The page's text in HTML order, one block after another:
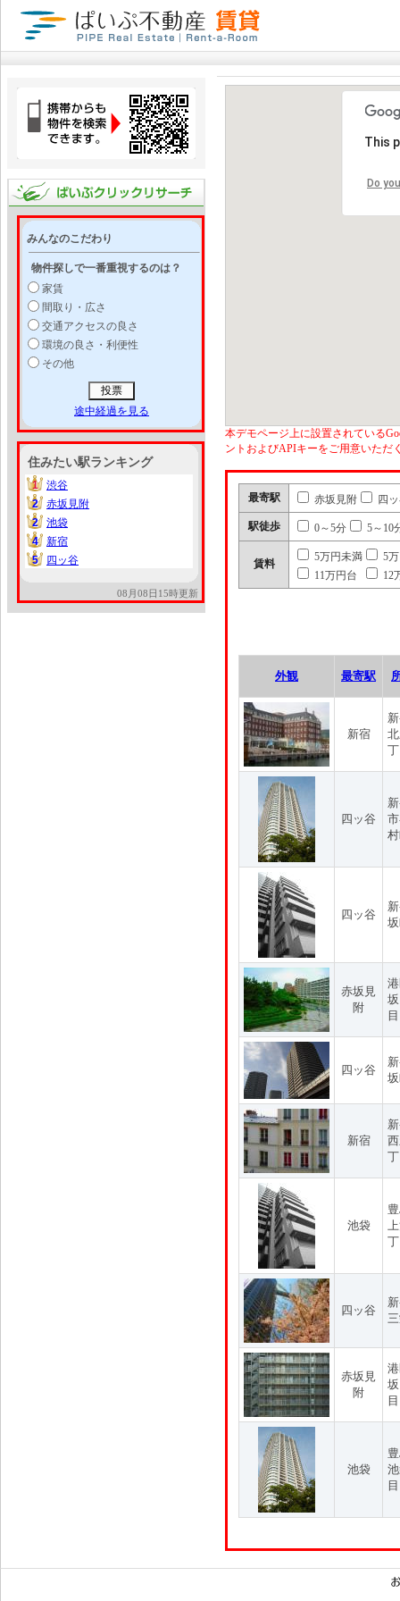
みんなのこだわり
物件探しで一番重視するのは？
家賃
間取り・広さ
交通アクセスの良さ
環境の良さ・利便性
その他
途中経過を見る
住みたい駅ランキング
1
1
渋谷
2
2
赤坂見附
2
2
池袋
4
4
新宿
5
5 四ッ谷
08月08日15時更新
This
Do
本デモページ上に設置されている
ントおよびAPIキーをご用意いただ
最寄駅 赤坂見附 四
駅徒歩 0～5分 5～10
賃料
5万円未満
5
11万円台
12
外観 最寄駅
新宿
四ッ谷
四ッ谷
赤坂見
附
目
四ッ谷
新宿
池袋
四ッ谷
赤坂見
附
目
池袋
目